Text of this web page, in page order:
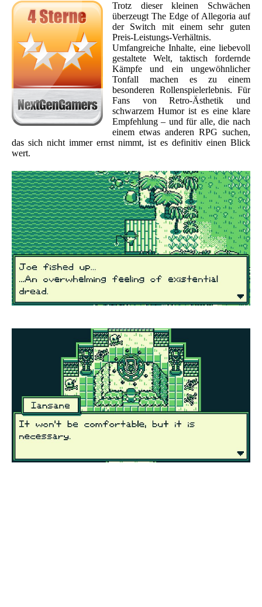
Trotz dieser kleinen Schwächen
überzeugt The Edge of Allegoria auf
der Switch mit einem sehr guten
Preis-Leistungs-Verhältnis.
Umfangreiche Inhalte, eine liebevoll
gestaltete Welt, taktisch fordernde
Kämpfe und ein ungewöhnlicher
Tonfall machen es zu einem
besonderen Rollenspielerlebnis. Für
Fans von Retro-Ästhetik und
schwarzem Humor ist es eine klare
Empfehlung – und für alle, die nach
einem etwas anderen RPG suchen,
das sich nicht immer ernst nimmt, ist es definitiv einen Blick
wert.